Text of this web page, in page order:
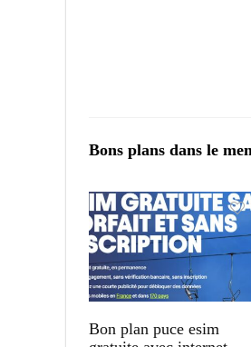
Bons plans dans le
Bon plan puce esim